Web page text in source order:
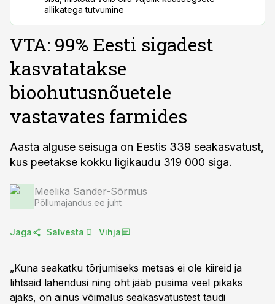
allikatega tutvumine
VTA: 99% Eesti sigadest
kasvatatakse
bioohutusnõuetele
vastavates farmides
Aasta alguse seisuga on Eestis 339 seakasvatust,
kus peetakse kokku ligikaudu 319 000 siga.
Meelika Sander-Sõrmus
Põllumajandus.ee juht
Jaga Salvesta Vihja
„Kuna seakatku tõrjumiseks metsas ei ole kiireid ja
lihtsaid lahendusi ning oht jääb püsima veel pikaks
ajaks, on ainus võimalus seakasvatustest taudi